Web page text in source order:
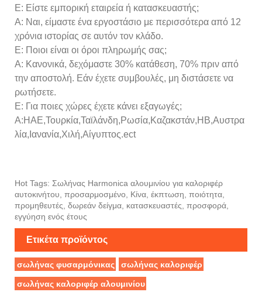
Ε: Είστε εμπορική εταιρεία ή κατασκευαστής;
Α: Ναι, είμαστε ένα εργοστάσιο με περισσότερα από 12
χρόνια ιστορίας σε αυτόν τον κλάδο.
Ε: Ποιοι είναι οι όροι πληρωμής σας;
Α: Κανονικά, δεχόμαστε 30% κατάθεση, 70% πριν από
την αποστολή. Εάν έχετε συμβουλές, μη διστάσετε να
ρωτήσετε.
Ε: Για ποιες χώρες έχετε κάνει εξαγωγές;
Α:ΗΑΕ,Τουρκία,Ταϊλάνδη,Ρωσία,Καζακστάν,ΗΒ,Αυστρα
λία,Ιανανία,Χιλή,Αίγυπτος.ect
Hot Tags: Σωλήνας Harmonica αλουμινίου για καλοριφέρ
αυτοκινήτου, προσαρμοσμένο, Κίνα, έκπτωση, ποιότητα,
προμηθευτές, δωρεάν δείγμα, κατασκευαστές, προσφορά,
εγγύηση ενός έτους
Ετικέτα προϊόντος
σωλήνας φυσαρμόνικας σωλήνας καλοριφέρ
σωλήνας καλοριφέρ αλουμινίου